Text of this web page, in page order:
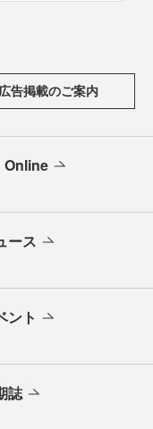
広告掲載のご案内
Online
ース
ント
誌